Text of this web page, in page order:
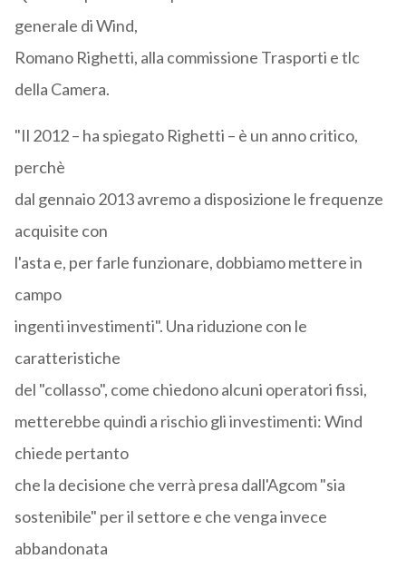
generale di Wind,
Romano Righetti, alla commissione Trasporti e tlc
della Camera.
"Il 2012 – ha spiegato Righetti – è un anno critico,
perchè
dal gennaio 2013 avremo a disposizione le frequenze
acquisite con
l'asta e, per farle funzionare, dobbiamo mettere in
campo
ingenti investimenti". Una riduzione con le
caratteristiche
del "collasso", come chiedono alcuni operatori fissi,
metterebbe quindi a rischio gli investimenti: Wind
chiede pertanto
che la decisione che verrà presa dall'Agcom "sia
sostenibile" per il settore e che venga invece
abbandonata